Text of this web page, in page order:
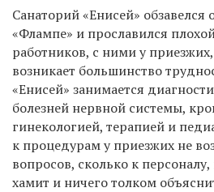
Санаторий «Енисей» обзавелся
«Флампе» и прославился
работников, с ними у
возникает большинство
«Енисей» занимается
болезней нервной системы,
гинекологией, терапией и
к процедурам у приезжих не
вопросов, сколько к
хамит и ничего толком